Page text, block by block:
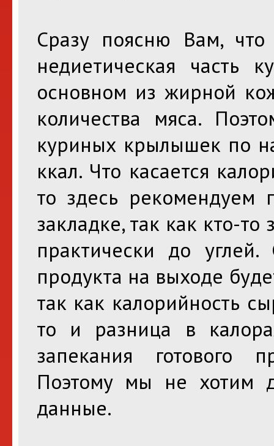
Сразу поясню Вам,
недиетическая часть
основном из жирной
количества мяса.
куриных крылышек по
ккал. Что касается
то здесь рекомендуем
закладке, так как кто-то
практически до углей.
продукта на выходе
так как калорийность
то и разница в
запекания готового
Поэтому мы не хотим
данные.